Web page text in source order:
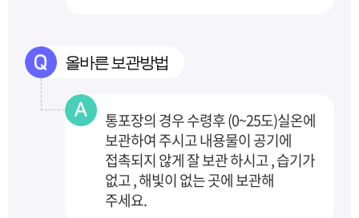
올바른 보관방법
통포장의 경우 수령후 (0~25도)실온에
보관하여 주시고 내용물이 공기에
접촉되지 않게 잘 보관하시고 , 습기가
없고 , 해빛이 없는 곳에 보관해
주세요.